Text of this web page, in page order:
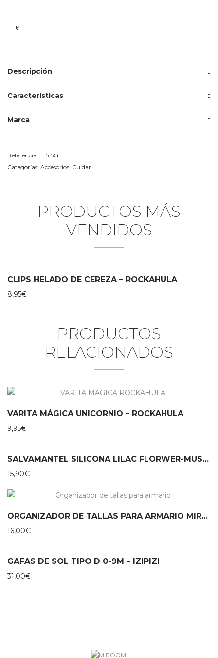
Descripción
Características
Marca
Referencia: H1515G
Categorías: Accesorios Cuidar
PRODUCTOS MÁS
VENDIDOS
CLIPS HELADO DE CEREZA – ROCKAHULA
8,95€
PRODUCTOS
RELACIONADOS
VARITA MÁGICA UNICORNIO – ROCKAHULA
9,95€
SALVAMANTEL SILICONA LILAC FLORWER-MUSHIE
15,90€
ORGANIZADOR DE TALLAS PARA ARMARIO MIROOMI
16,00€
GAFAS DE SOL TIPO D 0-9M – IZIPIZI
31,00€